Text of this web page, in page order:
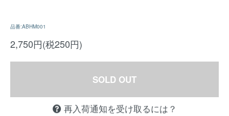
品番:ABHM001
2,750円(税250円)
SOLD OUT
再入荷通知を受け取るには？